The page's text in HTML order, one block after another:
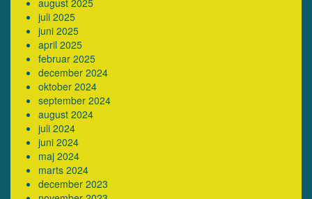
juli 2025
juni 2025
april 2025
februar 2025
december 2024
oktober 2024
september 2024
august 2024
juli 2024
juni 2024
maj 2024
marts 2024
december 2023